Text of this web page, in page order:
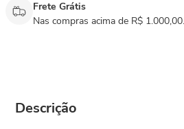
Frete Grátis
Nas compras acima de R$ 1.000,00.
Descrição